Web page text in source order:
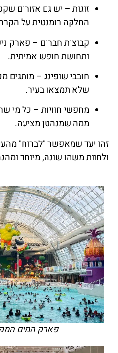
זוגות – יש גם אזורים
החלקה רומנטית על הקרח
ותחושת חופש אמיתית.
חובבי שופינג – מותגים
שלא תמצאו בעיר.
מחפשי חוויות – כל מי
ממה שמנהטן מציעה.
זהו יעד שמאפשר "לברוח"
ולחוות משהו שונה, מיוחד
פארק המים